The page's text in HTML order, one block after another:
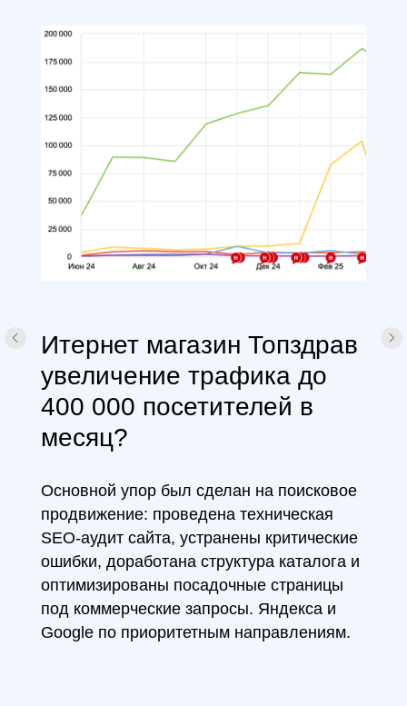
Итернет магазин Топздрав
увеличение трафика до
400 000 посетителей в
месяц?
Основной упор был сделан на поисковое
продвижение: проведена техническая
SEO-аудит сайта, устранены критические
ошибки, доработана структура каталога и
оптимизированы посадочные страницы
под коммерческие запросы. Яндекса и
Google по приоритетным направлениям.